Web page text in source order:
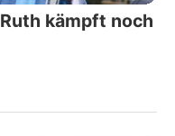
kämpft noch